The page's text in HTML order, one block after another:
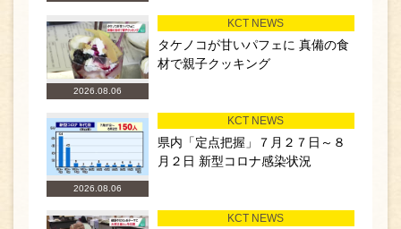
2026.08.06
KCT NEWS
タケノコが甘いパフェに 真備の食
材で親子クッキング
2026.08.06
KCT NEWS
県内「定点把握」７月２７日～８
月２日 新型コロナ感染状況
KCT NEWS